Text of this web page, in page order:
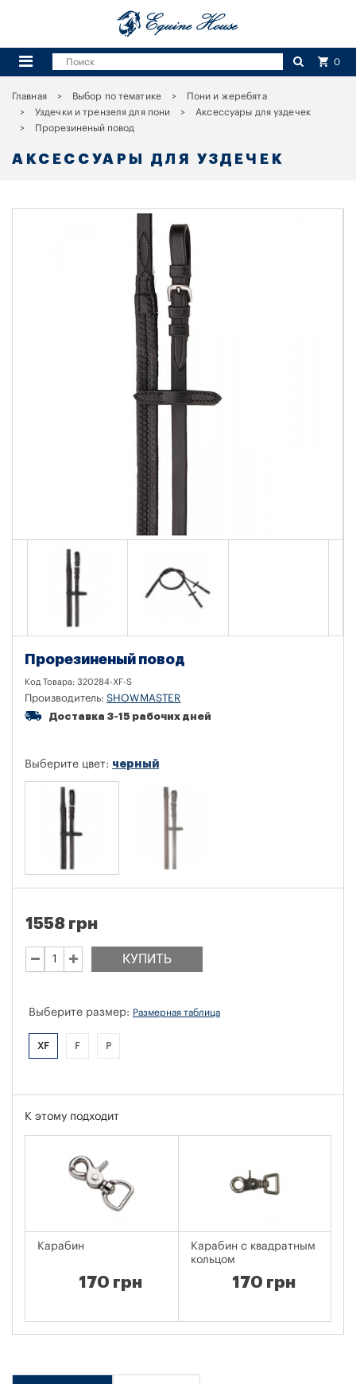
0
Главная Выбор по тематике
Пони и жеребята
Уздечки и трензеля для пони
Аксессуары для уздечек
Прорезиненый повод
АКСЕССУАРЫ ДЛЯ УЗДЕЧЕК
Прорезиненый повод
Код Товара: 320284-XF-S
Производитель: SHOWMASTER
Доставка 3-15 рабочих дней
Выберите цвет: черный
КУПИТЬ
1558 грн
Выберите размер: Размерная таблица
XF F P
К этому подходит
Карабин
170 грн
Карабин с квадратным
кольцом
170 грн